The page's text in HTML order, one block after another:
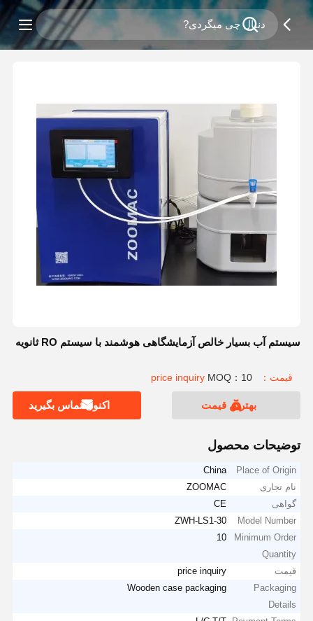
سیستم آب بسیار خالص آزمایشگاهی هوشمند با سیستم RO ثانویه
قیمت：price inquiry MOQ：10
بهترین قیمت اکنون تماس بگیرید
توضیحات محصول
Place of Origin
China
نام تجاری
ZOOMAC
گواهی
CE
Model Number
ZWH-LS1-30
Minimum Order
Quantity
10
قیمت
price inquiry
Packaging
Details
Wooden case packaging